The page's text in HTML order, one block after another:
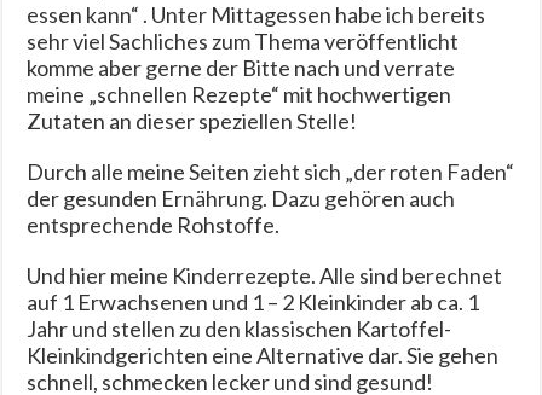
essen kann“ . Unter Mittagessen habe ich bereits
sehr viel Sachliches zum Thema veröffentlicht
komme aber gerne der Bitte nach und verrate
meine „schnellen Rezepte“ mit hochwertigen
Zutaten an dieser speziellen Stelle!
Durch alle meine Seiten zieht sich „der roten Faden“
der gesunden Ernährung. Dazu gehören auch
entsprechende Rohstoffe.
Und hier meine Kinderrezepte. Alle sind berechnet
auf 1 Erwachsenen und 1 – 2 Kleinkinder ab ca. 1
Jahr und stellen zu den klassischen Kartoffel-
Kleinkindgerichten eine Alternative dar. Sie gehen
schnell, schmecken lecker und sind gesund!